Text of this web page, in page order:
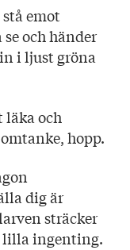
emot
och händer
i ljust gröna
läka och
hopp.
dig är
sträcker
lilla ingenting.